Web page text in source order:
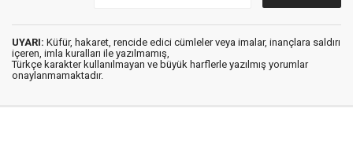
UYARI: Küfür, hakaret, rencide edici cümleler veya imalar, inançlara saldırı
içeren, imla kuralları ile yazılmamış,
Türkçe karakter kullanılmayan ve büyük harflerle yazılmış yorumlar
onaylanmamaktadır.